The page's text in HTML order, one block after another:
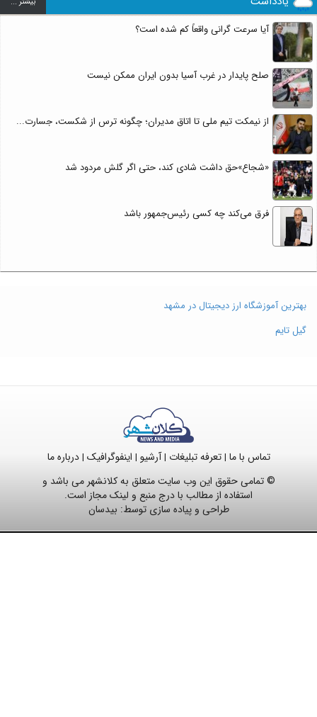
آیا سرعت گرانی واقعاً کم شده است؟
صلح پایدار در غرب آسیا بدون ایران ممکن نیست
از نیمکت تیم ملی تا اتاق مدیران؛ چگونه ترس از شکست، جسارت...
«شجاع»حق داشت شادی کند، حتی اگر گلش مردود شد
فرق می‌کند چه کسی رئیس‌جمهور باشد
بهترین آموزشگاه ارز دیجیتال در مشهد
گیل تایم
تماس با ما |تعرفه تبلیغات |آرشیو | اینفوگرافیک |درباره ما
© تمامی حقوق این وب سایت متعلق به کلانشهر می باشد و
استفاده از مطالب با درج منبع و لینک مجاز است.
طراحی و پیاده سازی توسط: بیدسان